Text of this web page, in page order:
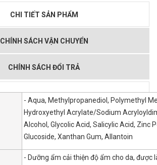
CHI TIẾT SẢN PHẨM
CHÍNH SÁCH VẬN CHUYỂN
CHÍNH SÁCH ĐỔI TRẢ
- Aqua, Methylpropanediol, Polymethyl
Hydroxyethyl Acrylate/Sodium
Alcohol, Glycolic Acid, Salicylic Acid, Zinc
Glucoside, Xanthan Gum, Allantoin
- Dưỡng ẩm cải thiện độ ẩm cho da, được